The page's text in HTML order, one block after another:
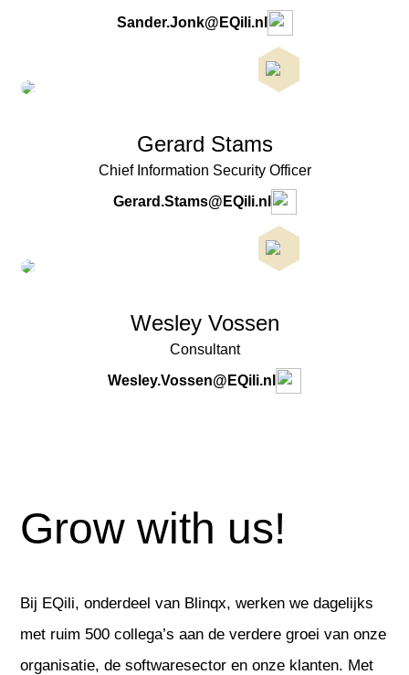
Sander.Jonk@EQili.nl
Gerard Stams
Chief Information Security Officer
Gerard.Stams@EQili.nl
Wesley Vossen
Consultant
Wesley.Vossen@EQili.nl
Grow with us!
Bij EQili, onderdeel van Blinqx, werken we dagelijks
met ruim 500 collega’s aan de verdere groei van onze
organisatie, de softwaresector en onze klanten. Met